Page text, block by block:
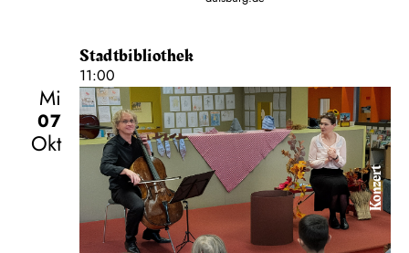
Stadtbibliothek
11:00
Mi
07
Okt
Konzert